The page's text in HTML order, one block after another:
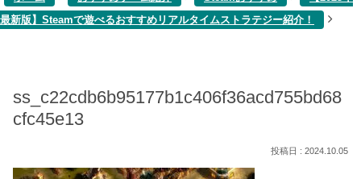
最新版】Steamで遊べるおすすめリアルタイムストラテジー紹介！
ss_c22cdb6b95177b1c406f36acd755bd68
cfc45e13
2024.10.05